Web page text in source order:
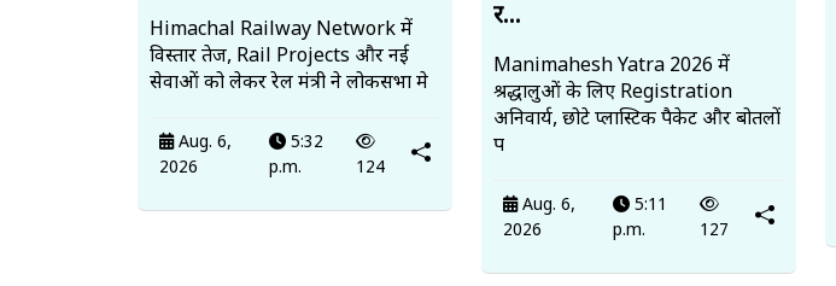
Himachal Railway Network में
विस्तार तेज, Rail Projects और नई
सेवाओं को लेकर रेल मंत्री ने लोकसभा मे
Aug. 6,
2026
5:32
p.m.
124
र...
Manimahesh Yatra 2026 में
श्रद्धालुओं के लिए Registration
अनिवार्य, छोटे प्लास्टिक पैकेट और बोतलों
प
Aug. 6,
2026
5:11
p.m.
127